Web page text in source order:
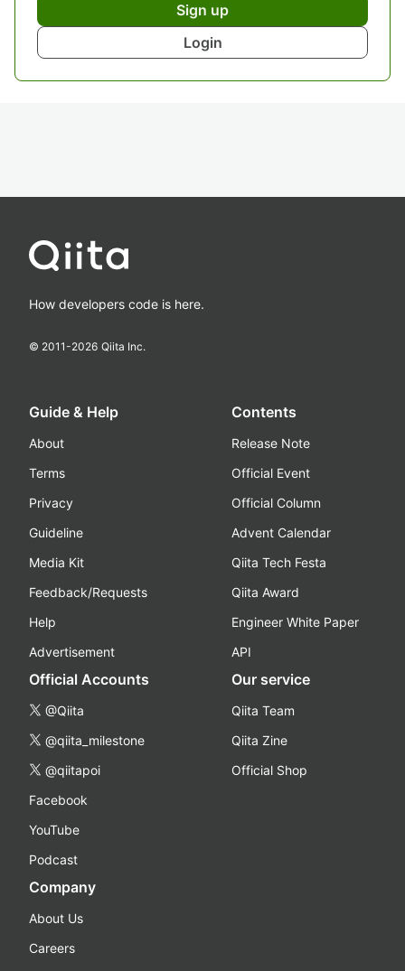
Sign up
Login
How developers code is here.
© 2011-2026 Qiita Inc.
Guide & Help
About
Terms
Privacy
Guideline
Media Kit
Feedback/Requests
Help
Advertisement
Contents
Release Note
Official Event
Official Column
Advent Calendar
Qiita Tech Festa
Qiita Award
Engineer White Paper
API
Official Accounts
@Qiita
@qiita_milestone
@qiitapoi
Facebook
YouTube
Podcast
Our service
Qiita Team
Qiita Zine
Official Shop
Company
About Us
Careers